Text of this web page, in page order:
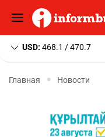
USD: 468.1 / 470.7
Главная Новости